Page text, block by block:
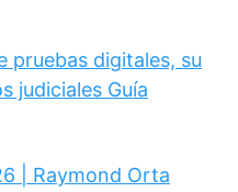
pruebas digitales, su
judiciales Guía
| Raymond Orta